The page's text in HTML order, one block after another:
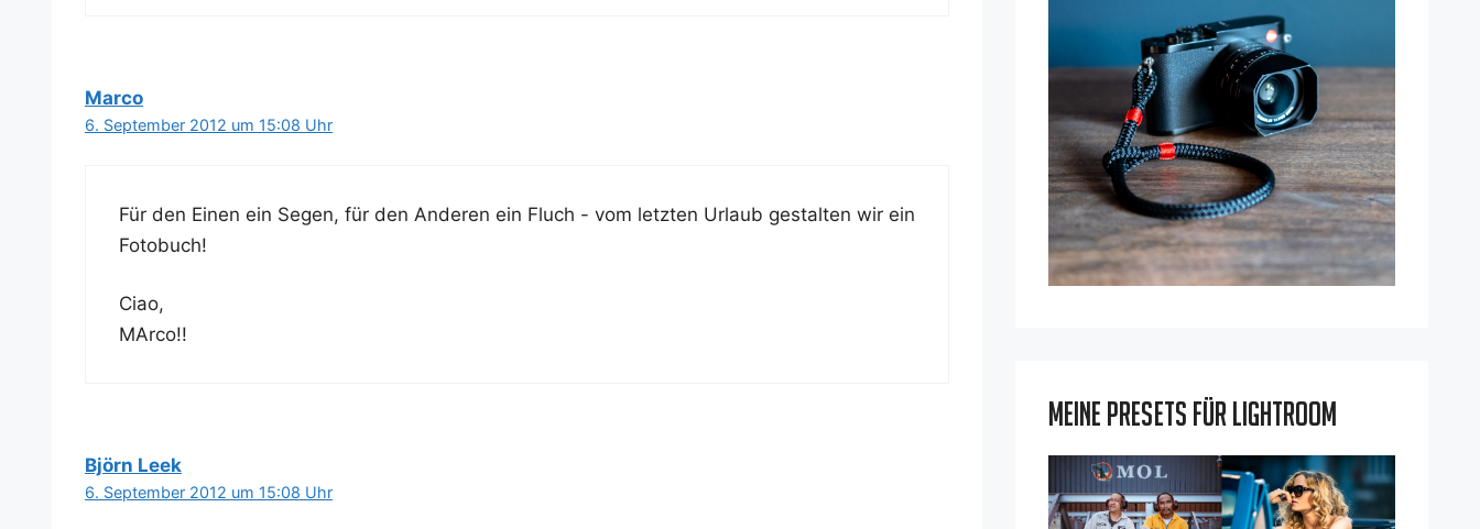
Marco
6. September 2012 um 15:08 Uhr
Für den Einen ein Segen, für den Ande­ren ein Fluch - vom letz­ten Urlaub gestal­ten wir ein
Fotobuch!
Ciao,
MArco!!
Björn Leek
6. September 2012 um 15:08 Uhr
Meine Presets für Lightroom